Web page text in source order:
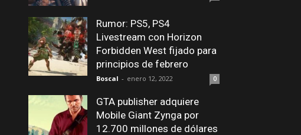
Rumor: PS5, PS4
Livestream con Horizon
Forbidden West fijado para
principios de febrero
Boscal - enero 12, 2022 0
GTA publisher adquiere
Mobile Giant Zynga por
12.700 millones de dólares